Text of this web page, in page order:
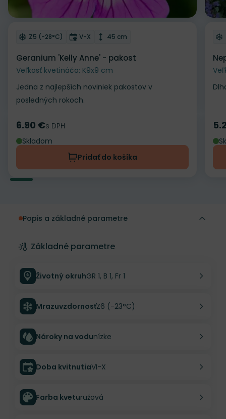
Odober do zoznamu želaní
Mrazuvzdornosť
Z5 (-28°C) Doba kvitnutia
V-X Výška rastliny
45 cm
Geranium 'Kelly Anne' - pakost
Veľkosť kvetináča: K9x9 cm
Jedna z najlepších noviniek pakostov v
posledných rokoch.
Cena
6.90 €s DPH
Skladom
Pridať do košíka
Popis a základné parametre
Základné parametre
Životný okruhGR 1, B 1, Fr 1
MrazuvzdornosťZ6 (-23°C)
Nároky na vodunízke
Doba kvitnutiaVI-X
Farba kveturužová